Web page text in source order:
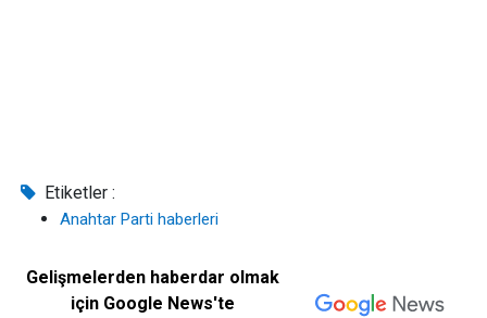
Etiketler :
Anahtar Parti haberleri
Gelişmelerden haberdar olmak
için Google News'te